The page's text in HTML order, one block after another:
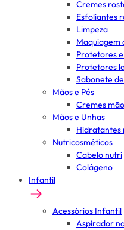
Cremes
Esfoliantes
Limpeza
Maquiagem
Protetores
Protetores
Sabonete
Mãos e Pés
Cremes
Mãos e Unhas
Hidratantes
Nutricosméticos
Cabelo nutri
Colágeno
Infantil
Acessórios Infantil
Aspirador